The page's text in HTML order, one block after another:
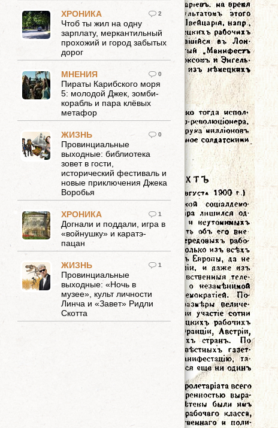
2
ХРОНИКА
Чтоб ты жил на одну
зарплату, меркантильный
прохожий и город забытых
дорог
0
МНЕНИЯ
Пираты Карибского моря
5: молодой Джек, зомби-
корабль и пара клёвых
метафор
0
ЖИЗНЬ
Провинциальные
выходные: библиотека
зовет в гости,
исторический фестиваль и
новые приключения Джека
Воробья
1
ХРОНИКА
Догнали и поддали, игра в
«войнушку» и каратэ-
пацан
1
ЖИЗНЬ
Провинциальные
выходные: «Ночь в
музее», культ личности
Линча и «Завет» Ридли
Скотта